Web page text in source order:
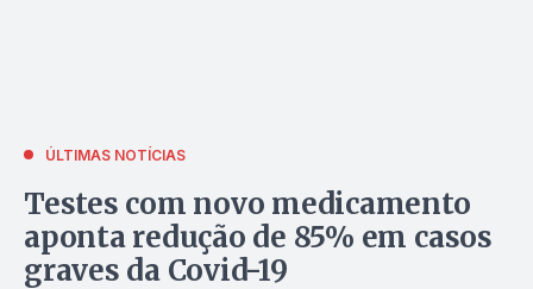
ÚLTIMAS NOTÍCIAS
Testes com novo medicamento
aponta redução de 85% em casos
graves da Covid-19